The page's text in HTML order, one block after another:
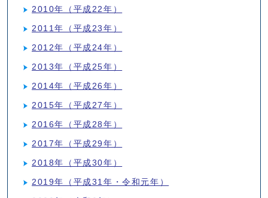
2010年（平成22年）
2011年（平成23年）
2012年（平成24年）
2013年（平成25年）
2014年（平成26年）
2015年（平成27年）
2016年（平成28年）
2017年（平成29年）
2018年（平成30年）
2019年（平成31年・令和元年）